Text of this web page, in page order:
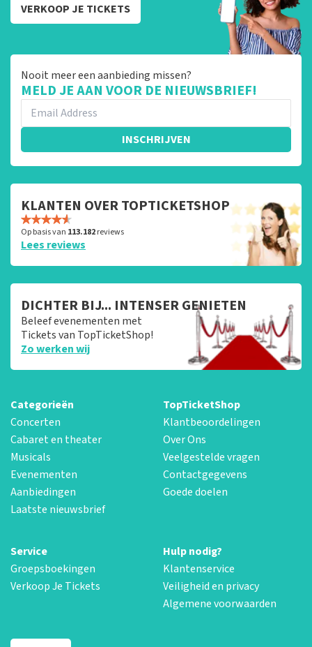
VERKOOP JE TICKETS
Nooit meer een aanbieding missen?
MELD JE AAN VOOR DE NIEUWSBRIEF!
INSCHRIJVEN
KLANTEN OVER TOPTICKETSHOP
Op basis van 113.182reviews
Lees reviews
DICHTER BIJ... INTENSER GENIETEN
Beleef evenementen met
Tickets van TopTicketShop!
Zo werken wij
Categorieën
Concerten
Cabaret en theater
Musicals
Evenementen
Aanbiedingen
Laatste nieuwsbrief
TopTicketShop
Klantbeoordelingen
Over Ons
Veelgestelde vragen
Contactgegevens
Goede doelen
Service
Groepsboekingen
Verkoop Je Tickets
Hulp nodig?
Klantenservice
Veiligheid en privacy
Algemene voorwaarden